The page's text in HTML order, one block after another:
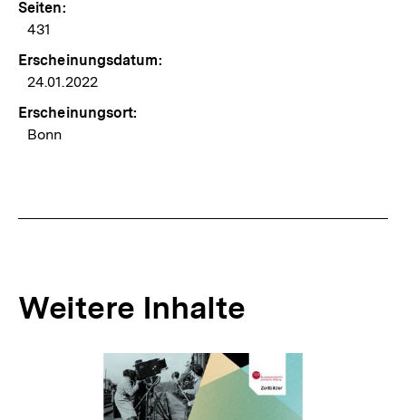
Seiten:
431
Erscheinungsdatum:
24.01.2022
Erscheinungsort:
Bonn
Weitere Inhalte
Inhaltskarousell
Inhaltskarussell
überspringen